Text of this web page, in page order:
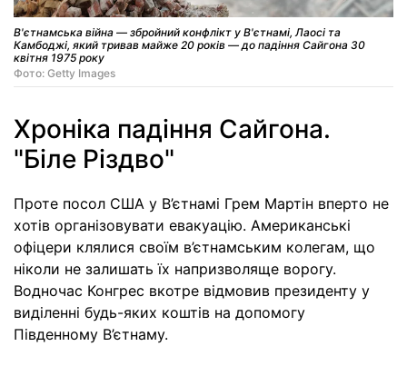
В'єтнамська війна — збройний конфлікт у В'єтнамі, Лаосі та
Камбоджі, який тривав майже 20 років — до падіння Сайгона 30
квітня 1975 року
Фото: Getty Images
Хроніка падіння Сайгона.
"Біле Різдво"
Проте посол США у В’єтнамі Грем Мартін вперто не
хотів організовувати евакуацію. Американські
офіцери клялися своїм в’єтнамським колегам, що
ніколи не залишать їх напризволяще ворогу.
Водночас Конгрес вкотре відмовив президенту у
виділенні будь-яких коштів на допомогу
Південному В’єтнаму.